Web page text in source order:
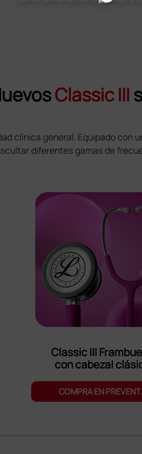
Classic III
clínica general. Equipado con
diferentes gamas de
Classic III
con cabezal
COMPRA EN